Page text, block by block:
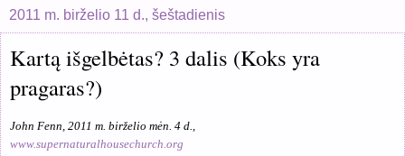
2011 m. birželio 11 d., šeštadienis
Kartą išgelbėtas? 3 dalis (Koks yra
pragaras?)
John Fenn, 2011 m. birželio mėn. 4 d.,
www.supernaturalhousechurch.org